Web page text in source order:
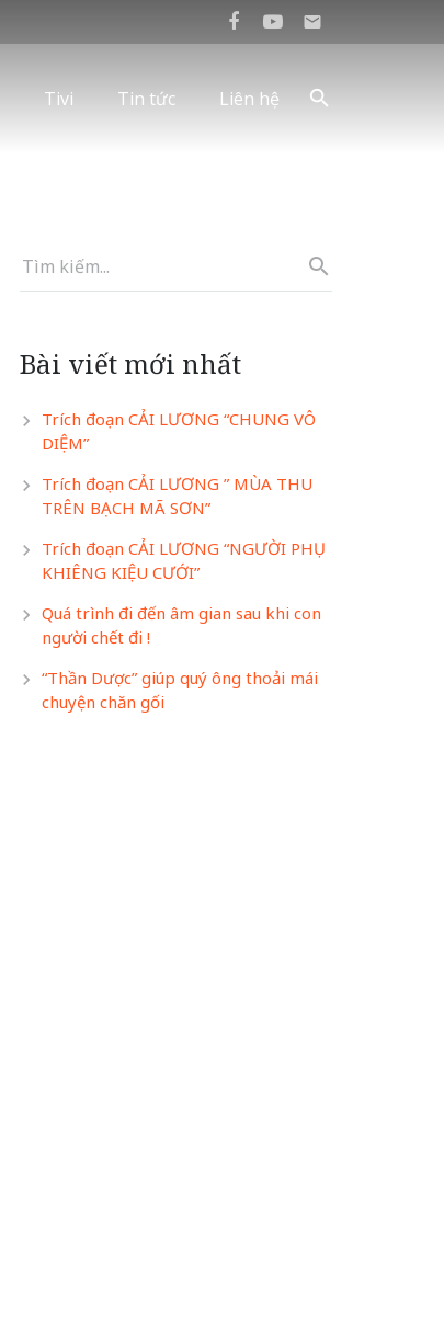
mail
Tivi Tin tức Liên hệ
Bài viết mới nhất
Trích đoạn CẢI LƯƠNG “CHUNG VÔ
DIỆM”
Trích đoạn CẢI LƯƠNG ” MÙA THU
TRÊN BẠCH MÃ SƠN”
Trích đoạn CẢI LƯƠNG “NGƯỜI PHỤ
KHIÊNG KIỆU CƯỚI”
Quá trình đi đến âm gian sau khi con
người chết đi !
“Thần Dược” giúp quý ông thoải mái
chuyện chăn gối